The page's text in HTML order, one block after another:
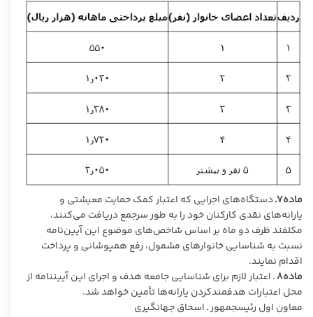
ماده۷ـ
دستگاه‌های اجرایی که اعتبار کمک حمایت معیشتی و
یارانه‌های نقدی کارکنان خود را به طور سرجمع دریافت می‌کنند،
مکلفند ظرف دو ماه بر اساس شاخص‌های موضوع این آیین‌نامه
نسبت به شناسایی خانوارهای مشمول، رفع همپوشانی و پرداخت
اقدام نمایند.
ماده۸ ـ اعتبار لازم برای شناسایی جامعه هدف و اجرای این آیین­نامه از
محل اعتبارات هدفمندکردن یارانه‌ها تأمین خواهد شد.
معاون اول رئیس‎جمهور ـ اسحاق جهانگیری